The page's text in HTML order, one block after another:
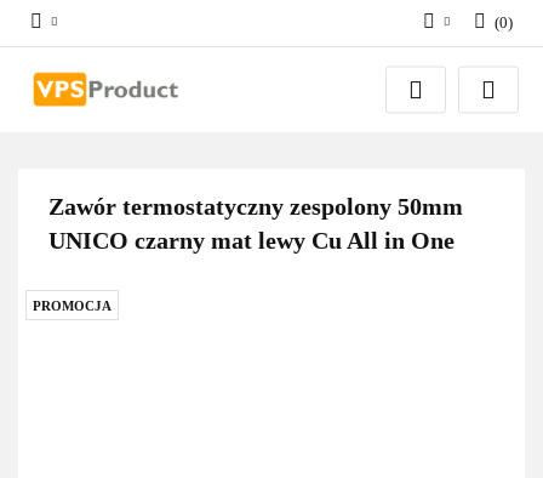
Zaloguj się
Zarejestruj się
(0)
Zawór termostatyczny zespolony 50mm
UNICO czarny mat lewy Cu All in One
PROMOCJA